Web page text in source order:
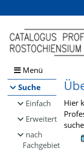
Browsen
direkt zum Inhalt
Menü
Suche
Einfach
Erweitert
nach
Fachgebiet
Hier